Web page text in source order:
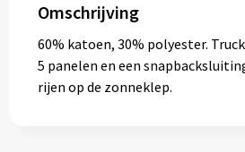
Omschrijving
60% katoen, 30% polyester.
5 panelen en een
rijen op de zonneklep.